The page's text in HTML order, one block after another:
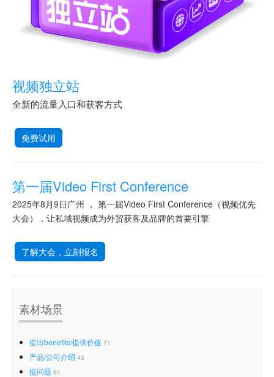
视频独立站
全新的流量入口和获客方式
免费试用
第一届Video First Conference
2025年8月9日广州 ， 第一届Video First Conference（视频优先
大会），让私域视频成为外贸获客及品牌的首要引擎
了解大会，立刻报名
素材场景
提出benefits/提供价值 71
产品/公司介绍 43
提问题 61